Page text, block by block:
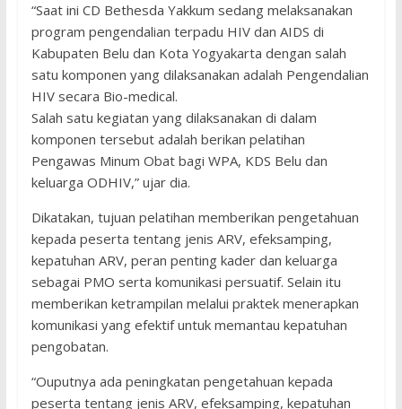
“Saat ini CD Bethesda Yakkum sedang melaksanakan
program pengendalian terpadu HIV dan AIDS di
Kabupaten Belu dan Kota Yogyakarta dengan salah
satu komponen yang dilaksanakan adalah Pengendalian
HIV secara Bio-medical.
Salah satu kegiatan yang dilaksanakan di dalam
komponen tersebut adalah berikan pelatihan
Pengawas Minum Obat bagi WPA, KDS Belu dan
keluarga ODHIV,” ujar dia.
Dikatakan, tujuan pelatihan memberikan pengetahuan
kepada peserta tentang jenis ARV, efeksamping,
kepatuhan ARV, peran penting kader dan keluarga
sebagai PMO serta komunikasi persuatif. Selain itu
memberikan ketrampilan melalui praktek menerapkan
komunikasi yang efektif untuk memantau kepatuhan
pengobatan.
“Ouputnya ada peningkatan pengetahuan kepada
peserta tentang jenis ARV, efeksamping, kepatuhan